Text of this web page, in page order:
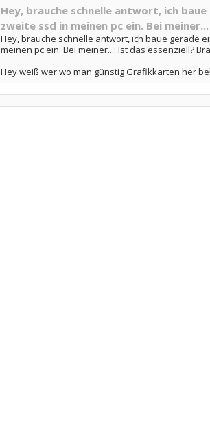
Hey, brauche schnelle antwort, ich baue
zweite ssd in meinen pc ein. Bei meiner...
Hey, brauche schnelle antwort, ich baue gerade
meinen pc ein. Bei meiner...: Ist das essenziell?
Hey weiß wer wo man günstig Grafikkarten her